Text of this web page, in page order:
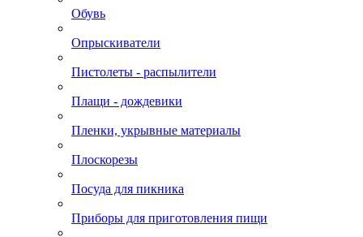
Обувь
Опрыскиватели
Пистолеты - распылители
Плащи - дождевики
Пленки, укрывные материалы
Плоскорезы
Посуда для пикника
Приборы для приготовления пищи